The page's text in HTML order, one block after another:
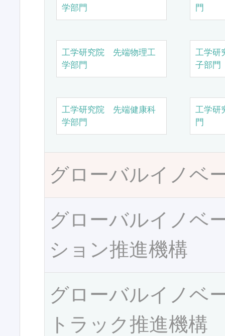
学部門
門
工学研究院 先端物理工
学部門
工学研
子部門
工学研究院 先端健康科
学部門
工学研
門
グローバルイノベ
グローバルイノベ
ション推進機構
グローバルイノベ
トラック推進機構